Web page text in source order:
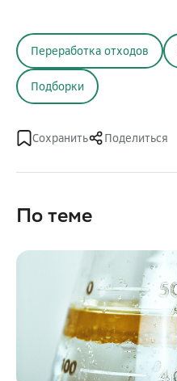
Переработка отходов
Подборки
Сохранить Поделиться
По теме